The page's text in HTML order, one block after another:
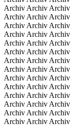
Archiv Archiv
Archiv Archiv
Archiv Archiv
Archiv Archiv
Archiv Archiv
Archiv Archiv
Archiv Archiv
Archiv Archiv
Archiv Archiv
Archiv Archiv
Archiv Archiv
Archiv Archiv
Archiv Archiv
Archiv Archiv